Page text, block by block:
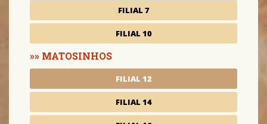
FILIAL 7
FILIAL 10
MATOSINHOS
FILIAL 12
FILIAL 14